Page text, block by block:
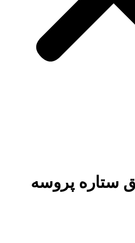
ستاره پروسه